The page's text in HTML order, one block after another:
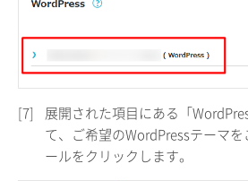
[7]
展開された項目にある「
て、ご希望のWordPressテーマ
ールをクリックします。